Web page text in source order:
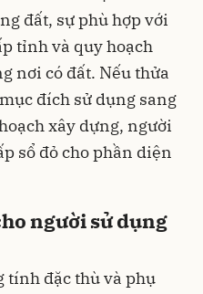
đất, sự phù hợp với
tỉnh và quy hoạch
nơi có đất. Nếu thửa
đích sử dụng sang
xây dựng, người
sổ đỏ cho phần diện
người sử dụng
tính đặc thù và phụ